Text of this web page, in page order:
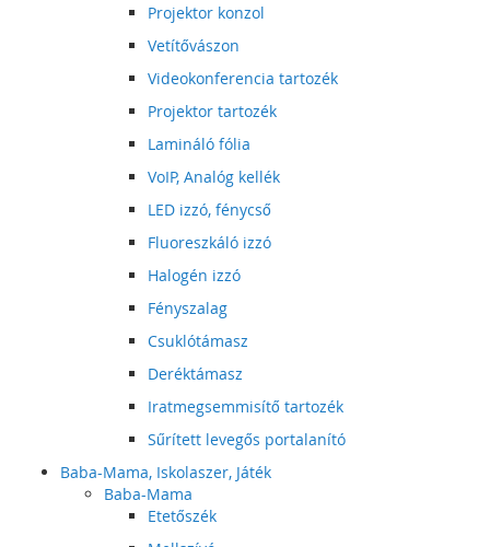
Projektor konzol
Vetítővászon
Videokonferencia tartozék
Projektor tartozék
Lamináló fólia
VoIP, Analóg kellék
LED izzó, fénycső
Fluoreszkáló izzó
Halogén izzó
Fényszalag
Csuklótámasz
Deréktámasz
Iratmegsemmisítő tartozék
Sűrített levegős portalanító
Baba-Mama, Iskolaszer, Játék
Baba-Mama
Etetőszék